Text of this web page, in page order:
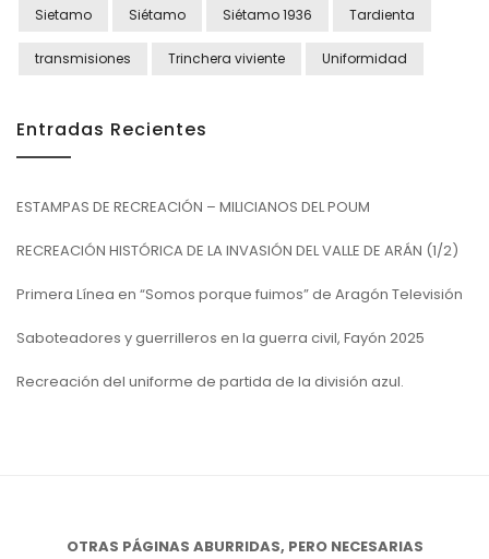
Sietamo Siétamo Siétamo 1936 Tardienta
transmisiones Trinchera viviente Uniformidad
Entradas Recientes
ESTAMPAS DE RECREACIÓN – MILICIANOS DEL POUM
RECREACIÓN HISTÓRICA DE LA INVASIÓN DEL VALLE DE ARÁN (1/2)
Primera Línea en “Somos porque fuimos” de Aragón Televisión
Saboteadores y guerrilleros en la guerra civil, Fayón 2025
Recreación del uniforme de partida de la división azul.
OTRAS PÁGINAS ABURRIDAS, PERO NECESARIAS